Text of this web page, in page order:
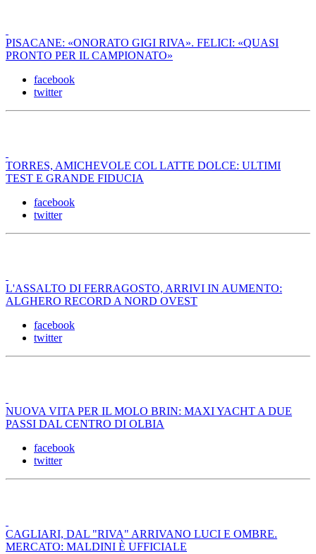
PISACANE: «ONORATO GIGI RIVA». FELICI: «QUASI
PRONTO PER IL CAMPIONATO»
facebook
twitter
TORRES, AMICHEVOLE COL LATTE DOLCE: ULTIMI
TEST E GRANDE FIDUCIA
facebook
twitter
L'ASSALTO DI FERRAGOSTO, ARRIVI IN AUMENTO:
ALGHERO RECORD A NORD OVEST
facebook
twitter
NUOVA VITA PER IL MOLO BRIN: MAXI YACHT A DUE
PASSI DAL CENTRO DI OLBIA
facebook
twitter
CAGLIARI, DAL "RIVA" ARRIVANO LUCI E OMBRE.
MERCATO: MALDINI È UFFICIALE